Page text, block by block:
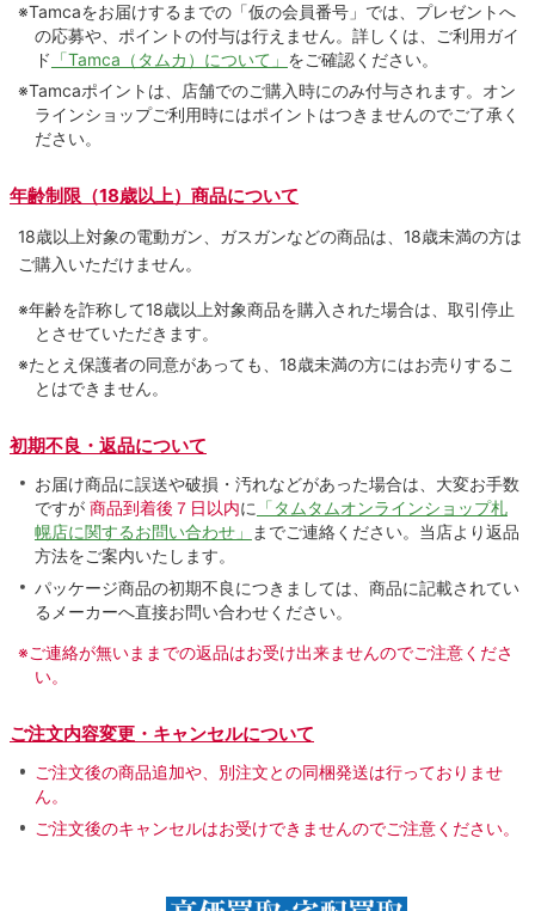
※Tamcaをお届けするまでの「仮の会員番号」では、プレゼントへ
の応募や、ポイントの付与は⾏えません。詳しくは、ご利⽤ガイ
ド 「Tamca（タムカ）について」 をご確認ください。
※Tamcaポイントは、店舗でのご購⼊時にのみ付与されます。オン
ラインショップご利用時にはポイントはつきませんのでご了承く
ださい。
年齢制限（18歳以上）商品について
18歳以上対象の電動ガン、ガスガンなどの商品は、18歳未満の方は
ご購入いただけません。
※年齢を詐称して18歳以上対象商品を購入された場合は、取引停止
とさせていただきます。
※たとえ保護者の同意があっても、18歳未満の方にはお売りするこ
とはできません。
初期不良・返品について
お届け商品に誤送や破損・汚れなどがあった場合は、大変お手数
ですが 商品到着後７日以内に 「タムタムオンラインショップ札
幌店に関するお問い合わせ」
までご連絡ください。当店より返品
方法をご案内いたします。
パッケージ商品の初期不良につきましては、商品に記載されてい
るメーカーへ直接お問い合わせください。
※ご連絡が無いままでの返品はお受け出来ませんのでご注意くださ
い。
ご注文内容変更・キャンセルについて
ご注文後の商品追加や、別注文との同梱発送は行っておりませ
ん。
ご注文後のキャンセルはお受けできませんのでご注意ください。